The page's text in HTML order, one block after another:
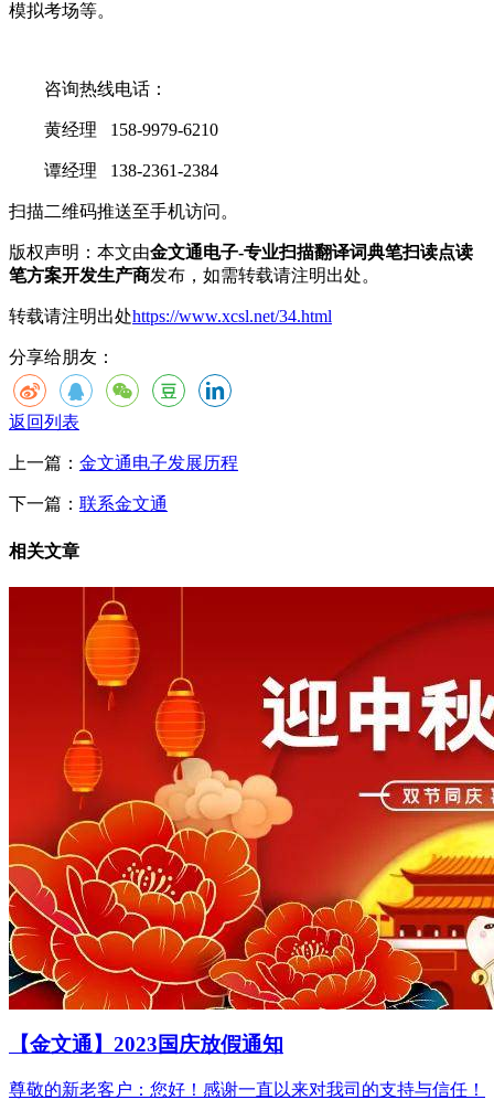
模拟考场等。
咨询热线电话：
黄经理 158-9979-6210
谭经理 138-2361-2384
扫描二维码推送至手机访问。
版权声明：本文由金文通电子-专业扫描翻译词典笔扫读点读
笔方案开发生产商发布，如需转载请注明出处。
转载请注明出处https://www.xcsl.net/34.html
分享给朋友：
返回列表
上一篇： 金文通电子发展历程
下一篇： 联系金文通
相关文章
【金文通】2023国庆放假通知
尊敬的新老客户：您好！感谢一直以来对我司的支持与信任！